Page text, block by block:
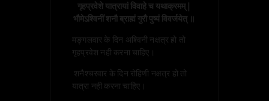
गृहप्रवेशे यात्रायां विवाहे च यथाक्रमम् |
भौमेऽश्विनीं शनौ ब्राह्मं गुरौ पुष्यं विवर्जयेत् ॥
मङ्गलवार के दिन अश्विनी नक्षत्र हो तो
गृहप्रवेश नही करना चाहिए।
शनैश्चरवार के दिन रोहिणी नक्षत्र हो तो
यात्रा नही करना चाहिए।